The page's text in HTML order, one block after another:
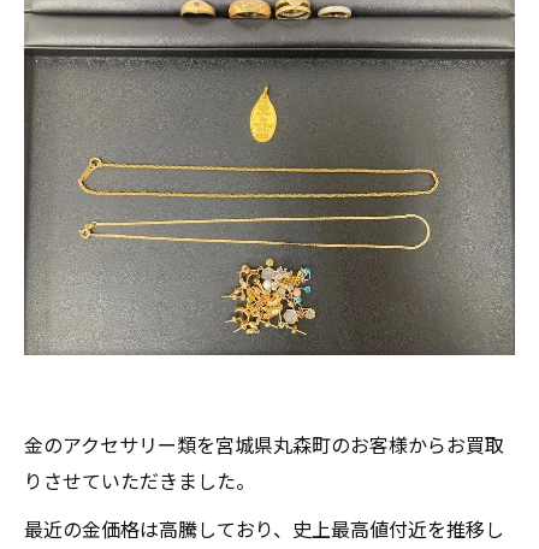
金のアクセサリー類を宮城県丸森町のお客様からお買取
りさせていただきました。
最近の金価格は高騰しており、史上最高値付近を推移し